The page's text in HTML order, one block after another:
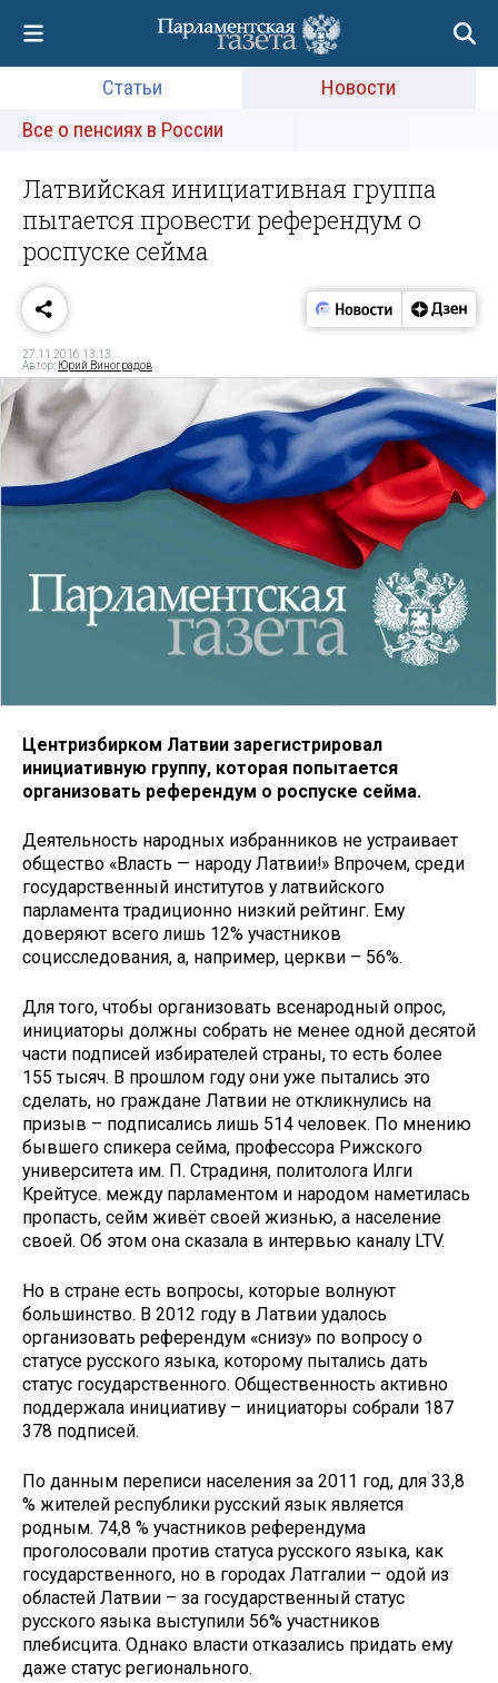
Статьи
Новости
Все о пенсиях в России
Латвийская инициативная группа
пытается провести референдум о
роспуске сейма
27.11.2016 13:13
Автор: Юрий Виноградов
Центризбирком Латвии зарегистрировал
инициативную группу, которая попытается
организовать референдум о роспуске сейма.
Деятельность народных избранников не устраивает
общество «Власть — народу Латвии!» Впрочем, среди
государственный институтов у латвийского
парламента традиционно низкий рейтинг. Ему
доверяют всего лишь 12% участников
социсследования, а, например, церкви – 56%.
Для того, чтобы организовать всенародный опрос,
инициаторы должны собрать не менее одной десятой
части подписей избирателей страны, то есть более
155 тысяч. В прошлом году они уже пытались это
сделать, но граждане Латвии не откликнулись на
призыв – подписались лишь 514 человек. По мнению
бывшего спикера сейма, профессора Рижского
университета им. П. Страдиня, политолога Илги
Крейтусе. между парламентом и народом наметилась
пропасть, сейм живёт своей жизнью, а население
своей. Об этом она сказала в интервью каналу LTV.
Но в стране есть вопросы, которые волнуют
большинство. В 2012 году в Латвии удалось
организовать референдум «снизу» по вопросу о
статусе русского языка, которому пытались дать
статус государственного. Общественность активно
поддержала инициативу – инициаторы собрали 187
378 подписей.
По данным переписи населения за 2011 год, для 33,8
% жителей республики русский язык является
родным. 74,8 % участников референдума
проголосовали против статуса русского языка, как
государственного, но в городах Латгалии – одой из
областей Латвии – за государственный статус
русского языка выступили 56% участников
плебисцита. Однако власти отказались придать ему
даже статус регионального.